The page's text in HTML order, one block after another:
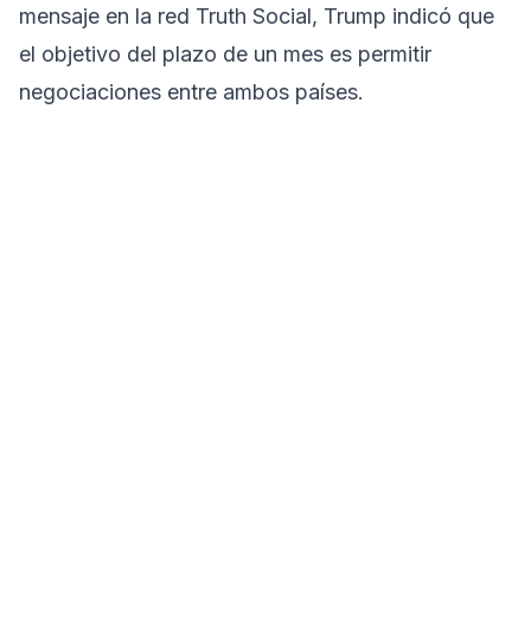
mensaje en la red Truth Social, Trump indicó que
el objetivo del plazo de un mes es permitir
negociaciones entre ambos países.